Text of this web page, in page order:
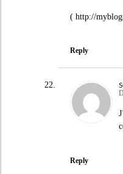
( http://
Reply
Reply